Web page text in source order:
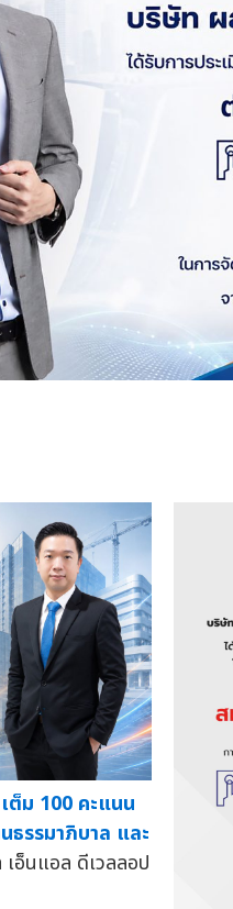
ต็ม 100 คะแนน
ธรรมาภิบาล และ
อ็นแอล ดีเวลลอป